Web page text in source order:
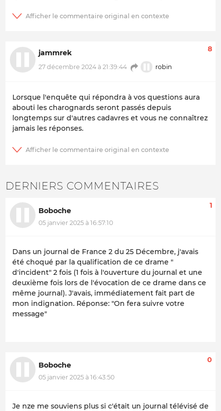
jammrek
27 décembre 2024 à 21:39:44 robin
8
Lorsque l'enquête qui répondra à vos questions aura
abouti les charognards seront passés depuis
longtemps sur d'autres cadavres et vous ne connaîtrez
jamais les réponses.
DERNIERS COMMENTAIRES
Boboche
05 janvier 2025 à 16:57:10
1
Dans un journal de France 2 du 25 Décembre, j'avais
été choqué par la qualification de ce drame "
d'incident" 2 fois (1 fois à l'ouverture du journal et une
deuxième fois lors de l'évocation de ce drame dans ce
même journal). J'avais, immédiatement fait part de
mon indignation. Réponse: "On fera suivre votre
message"
Boboche
05 janvier 2025 à 16:43:50
0
Je nze me souviens plus si c'était un journal télévisé de